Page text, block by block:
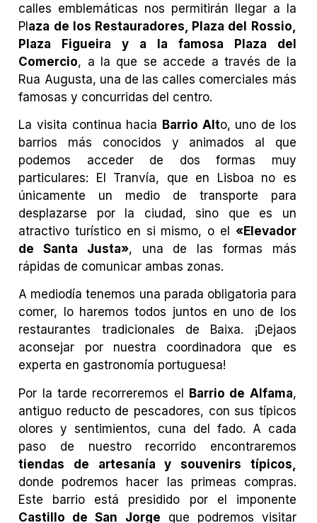
calles emblemáticas nos permitirán llegar a la
Plaza de los Restauradores, Plaza del Rossio,
Plaza Figueira y a la famosa Plaza del
Comercio, a la que se accede a través de la
Rua Augusta, una de las calles comerciales más
famosas y concurridas del centro.
La visita continua hacia Barrio Alto, uno de los
barrios más conocidos y animados al que
podemos acceder de dos formas muy
particulares: El Tranvía, que en Lisboa no es
únicamente un medio de transporte para
desplazarse por la ciudad, sino que es un
atractivo turístico en si mismo, o el «Elevador
de Santa Justa», una de las formas más
rápidas de comunicar ambas zonas.
A mediodía tenemos una parada obligatoria para
comer, lo haremos todos juntos en uno de los
restaurantes tradicionales de Baixa. ¡Dejaos
aconsejar por nuestra coordinadora que es
experta en gastronomía portuguesa!
Por la tarde recorreremos el Barrio de Alfama,
antiguo reducto de pescadores, con sus típicos
olores y sentimientos, cuna del fado. A cada
paso de nuestro recorrido encontraremos
tiendas de artesanía y souvenirs típicos,
donde podremos hacer las primeas compras.
Este barrio está presidido por el imponente
Castillo de San Jorge que podremos visitar